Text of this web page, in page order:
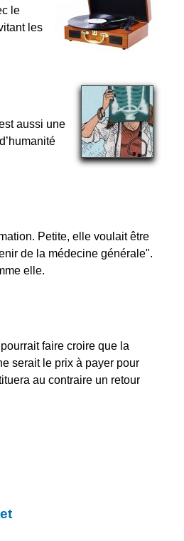
le
les
aussi une
Petite, elle voulait être
de la médecine générale".
elle.
faire croire que la
serait le prix à payer pour
au contraire un retour